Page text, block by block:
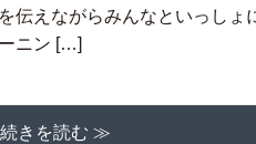
伝えながらみんなといっしょ
ニン […]
続きを読む ≫